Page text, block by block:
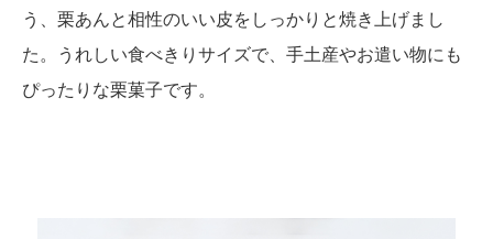
う、栗あんと相性のいい皮をしっかりと焼き上げまし
た。うれしい食べきりサイズで、手土産やお遣い物にも
ぴったりな栗菓子です。